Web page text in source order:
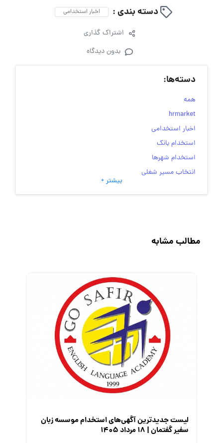
دسته بندی : اخبار استخدامی
اشتراک گذاری
بدون دیدگاه
دسته‌ها:
همه
hrmarket
اخبار استخدامی
استخدام بانک
استخدام شهرها
انتخاب مسیر شغلی
به‌روزرسانی‌های سایت (کارجویی)
رزومه
گزارش‌های آماری
مصاحبه شغلی
معرفی شرکت ها
معرفی متخصصان منابع انسانی
بیشتر +
مطالب مشابه
لیست جدیدترین آگهی‌های استخدام موسسه زبان
سفیر گفتمان | ۱۸ مرداد ۱۴۰۵